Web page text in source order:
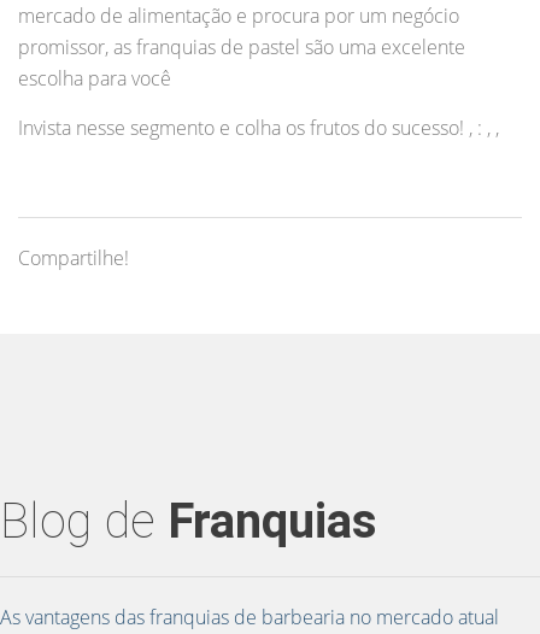
mercado de alimentação e procura por um negócio
promissor, as franquias de pastel são uma excelente
escolha para você
Invista nesse segmento e colha os frutos do sucesso! , : , ,
Compartilhe!
Blog de Franquias
As vantagens das franquias de barbearia no mercado atual